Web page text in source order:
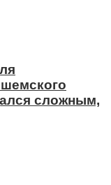
сложным,